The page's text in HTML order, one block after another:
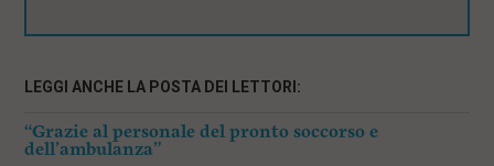
LEGGI ANCHE LA POSTA DEI LETTORI:
“Grazie al personale del pronto soccorso e
dell’ambulanza”